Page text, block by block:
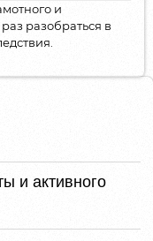
и
разобраться в
и активного